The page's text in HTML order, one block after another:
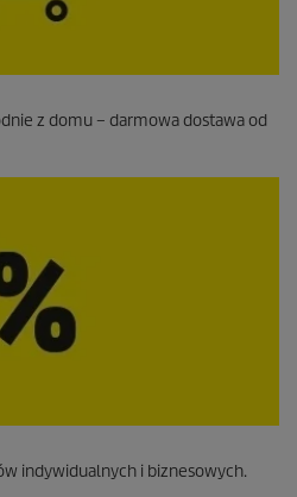
z domu – darmowa dostawa od
indywidualnych i biznesowych.